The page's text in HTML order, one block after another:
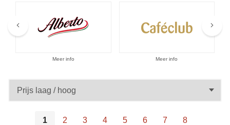
Meer info Meer info
1 2 3 4 5 6 7 8